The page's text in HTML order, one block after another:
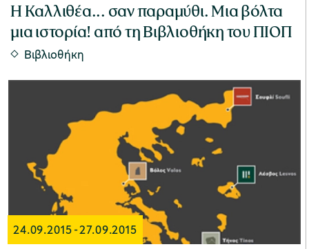
Η Καλλιθέα... σαν παραμύθι. Μια βόλτα
μια ιστορία! από τη Βιβλιοθήκη του ΠΙΟΠ
Βιβλιοθήκη
24.09.2015-27.09.2015